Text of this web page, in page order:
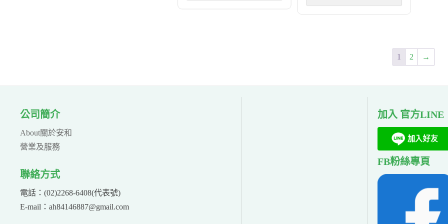
1 2 →
公司簡介
About關於安和
營業及服務
聯絡方式
電話：(02)2268-6408(代表號)
E-mail：ah84146887@gmail.com
加入 官方LINE
FB粉絲專頁